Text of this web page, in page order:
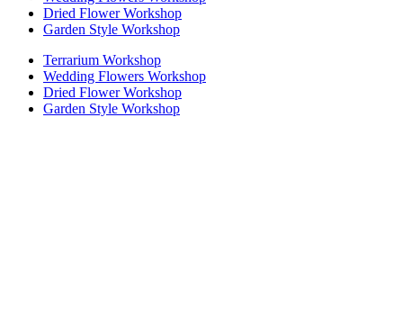
Dried Flower Workshop
Garden Style Workshop
Terrarium Workshop
Wedding Flowers Workshop
Dried Flower Workshop
Garden Style Workshop